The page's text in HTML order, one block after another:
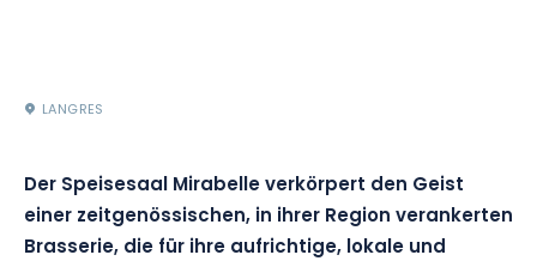
LANGRES
Der Speisesaal Mirabelle verkörpert den Geist
einer zeitgenössischen, in ihrer Region verankerten
Brasserie, die für ihre aufrichtige, lokale und